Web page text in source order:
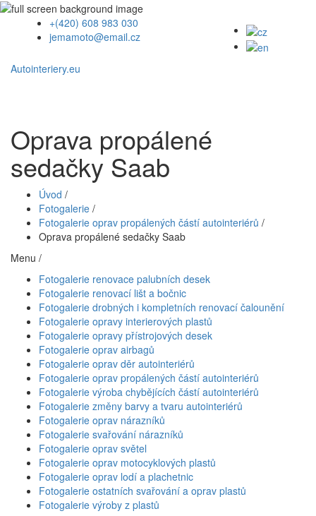
+(420) 608 983 030
jemamoto@email.cz
Autointeriery.eu
Oprava propálené
sedačky Saab
Úvod /
Fotogalerie /
Fotogalerie oprav propálených částí autointeriérů /
Oprava propálené sedačky Saab
Menu /
Fotogalerie renovace palubních desek
Fotogalerie renovací lišt a bočnic
Fotogalerie drobných i kompletních renovací čalounění
Fotogalerie opravy interierových plastů
Fotogalerie opravy přístrojových desek
Fotogalerie oprav airbagů
Fotogalerie oprav děr autointeriérů
Fotogalerie oprav propálených částí autointeriérů
Fotogalerie výroba chybějících částí autointeriérů
Fotogalerie změny barvy a tvaru autointeriérů
Fotogalerie oprav nárazníků
Fotogalerie svařování nárazníků
Fotogalerie oprav světel
Fotogalerie oprav motocyklových plastů
Fotogalerie oprav lodí a plachetnic
Fotogalerie ostatních svařování a oprav plastů
Fotogalerie výroby z plastů